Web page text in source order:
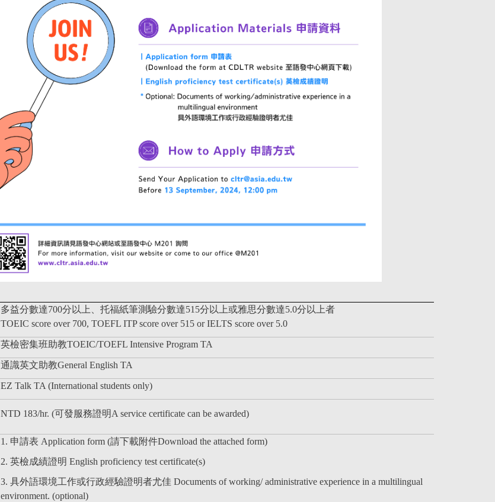
多益分數達700分以上、托福紙筆測驗分數達515分以上或雅思分數達5.0分以上者
TOEIC score over 700, TOEFL ITP score over 515 or IELTS score over 5.0
英檢密集班助教TOEIC/TOEFL Intensive Program TA
通識英文助教General English TA
EZ Talk TA (International students only)
NTD 183/hr. (可發服務證明A service certificate can be awarded)
1. 申請表 Application form (請下載附件Download the attached form)
2. 英檢成績證明 English proficiency test certificate(s)
3. 具外語環境工作或行政經驗證明者尤佳 Documents of working/ administrative experience in a multilingual
environment. (optional)